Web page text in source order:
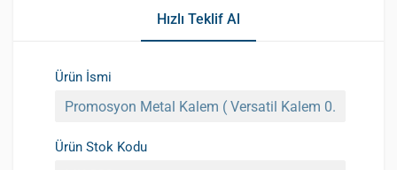
Hızlı Teklif Al
Ürün İsmi
Ürün Stok Kodu